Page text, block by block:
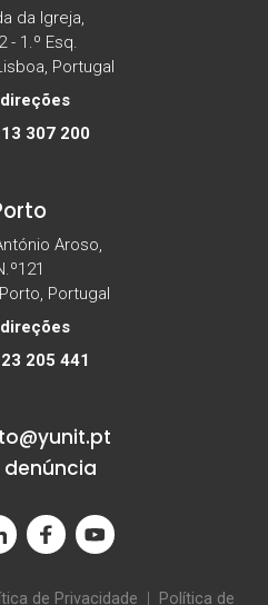
da Igreja,
- 1.º Esq.
Portugal
307 200
Aroso,
Portugal
205 441
denúncia
de Privacidade Política de